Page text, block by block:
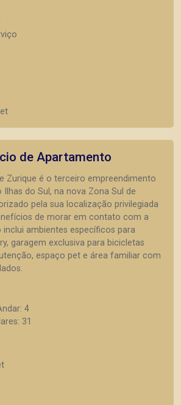
de Apartamento
Zurique é o terceiro empreendimento
do Sul, na nova Zona Sul de
pela sua localização privilegiada
de morar em contato com a
ambientes específicos para
garagem exclusiva para bicicletas
espaço pet e área familiar com
4
31